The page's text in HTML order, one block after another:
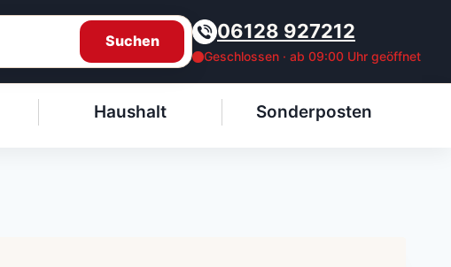
Suchen 06128 927212
Geschlossen · ab 09:00 Uhr geöffnet
Haushalt Sonderposten